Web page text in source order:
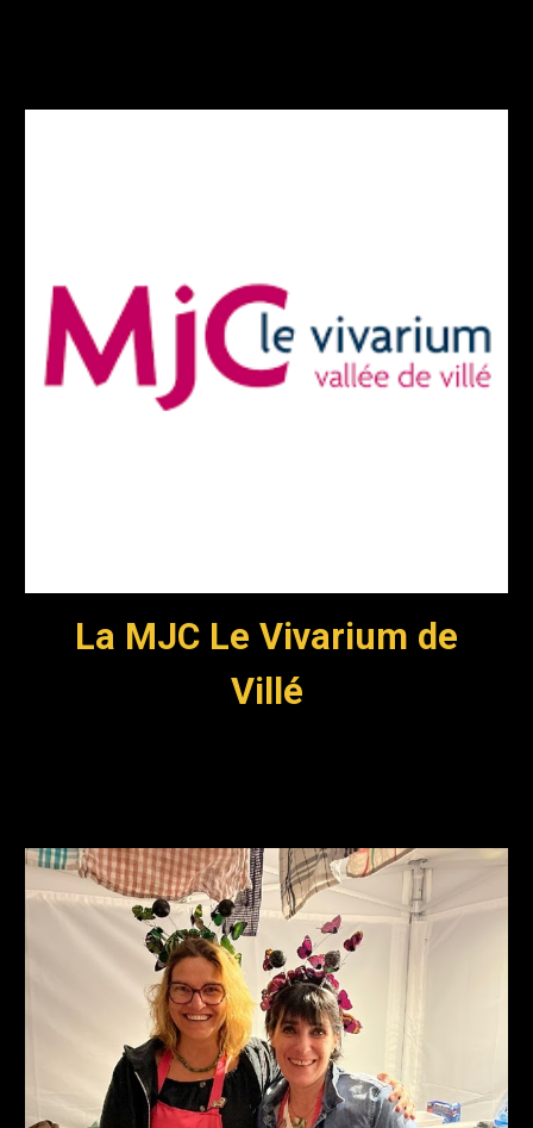
La MJC Le Vivarium de
Villé